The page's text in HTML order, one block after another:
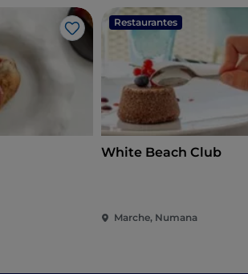
Gosto
Restaurantes
White Beach Club
Marche, Numana